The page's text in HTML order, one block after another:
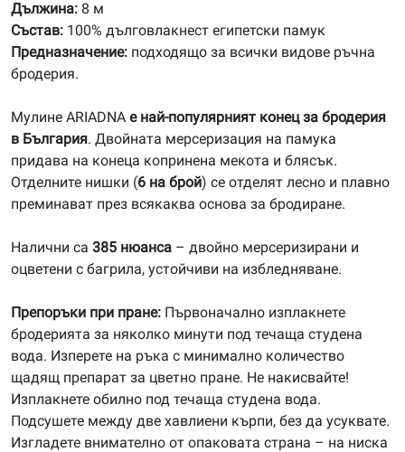
Дължина: 8 м
Състав: 100% дълговлакнест египетски памук
Предназначение: подходящо за всички видове ръчна
бродерия.
Мулине ARIADNA е най-популярният конец за бродерия
в България. Двойната мерсеризация на памука
придава на конеца копринена мекота и блясък.
Отделните нишки (6 на брой) се отделят лесно и плавно
преминават през всякаква основа за бродиране.
Налични са 385 нюанса – двойно мерсеризирани и
оцветени с багрила, устойчиви на избледняване.
Препоръки при пране: Първоначално изплакнете
бродерията за няколко минути под течаща студена
вода. Изперете на ръка с минимално количество
щадящ препарат за цветно пране. Не накисвайте!
Изплакнете обилно под течаща студена вода.
Подсушете между две хавлиени кърпи, без да усуквате.
Изгладете внимателно от опаковата страна – на ниска